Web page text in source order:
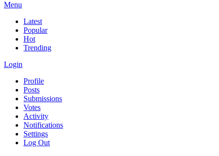
Menu
Latest
Popular
Hot
Trending
Login
Profile
Posts
Submissions
Votes
Activity
Notifications
Settings
Log Out